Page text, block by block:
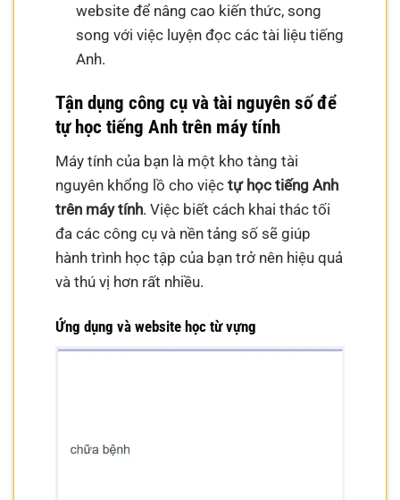
website để nâng cao kiến thức, song
song với việc luyện đọc các tài liệu tiếng
Anh.
Tận dụng công cụ và tài nguyên số để
tự học tiếng Anh trên máy tính
Máy tính của bạn là một kho tàng tài
nguyên khổng lồ cho việctự học tiếng Anh
trên máy tính. Việc biết cách khai thác tối
đa các công cụ và nền tảng số sẽ giúp
hành trình học tập của bạn trở nên hiệu quả
và thú vị hơn rất nhiều.
Ứng dụng và website học từ vựng